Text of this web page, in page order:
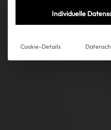
Individuelle
Cookie-Details